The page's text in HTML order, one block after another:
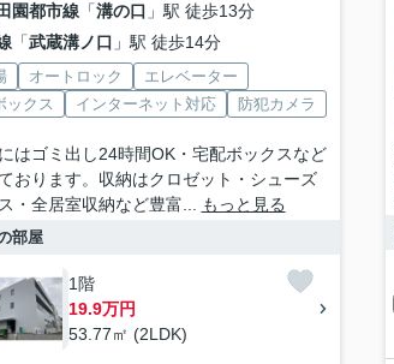
園都市線「溝の口 」駅 徒歩13分
「武蔵溝ノ口 」駅 徒歩14分
オートロック
エレベーター
ックス
インターネット対応 防犯カメラ
はゴミ出し24時間OK・宅配ボックスなど
おります。収納はクロゼット・シューズ
・全居室収納など豊富...
もっと見る
部屋
1階
19.9万円
53.77㎡ (2LDK)